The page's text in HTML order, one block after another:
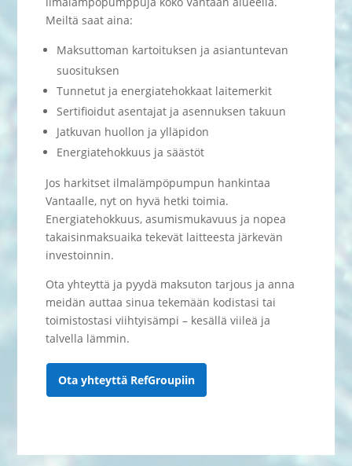
Meiltä saat aina:
Maksuttoman kartoituksen ja asiantuntevan
suosituksen
Tunnetut ja energiatehokkaat laitemerkit
Sertifioidut asentajat ja asennuksen takuun
Jatkuvan huollon ja ylläpidon
Energiatehokkuus ja säästöt
Jos harkitset ilmalämpöpumpun hankintaa
Vantaalle, nyt on hyvä hetki toimia.
Energiatehokkuus, asumismukavuus ja nopea
takaisinmaksuaika tekevät laitteesta järkevän
investoinnin.
Ota yhteyttä ja pyydä maksuton tarjous ja anna
meidän auttaa sinua tekemään kodistasi tai
toimistostasi viihtyisämpi – kesällä viileä ja
talvella lämmin.
Ota yhteyttä RefGroupiin